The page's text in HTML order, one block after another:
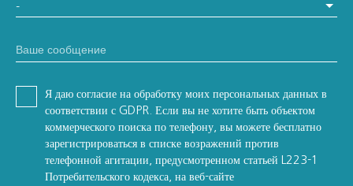
-
Ваше сообщение
Я даю согласие на обработку моих персональных данных в
соответствии с GDPR. Если вы не хотите быть объектом
коммерческого поиска по телефону, вы можете бесплатно
зарегистрироваться в списке возражений против
телефонной агитации, предусмотренном статьей L223-1
Потребительского кодекса, на веб-сайте